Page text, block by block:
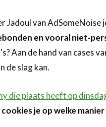
Jadoul van AdSomeNoise
en vooral niet-
Aan de hand van cases
de slag kan.
die plaats heeft op
cookies je op welke